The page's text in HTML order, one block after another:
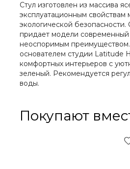
Cтул изготовлен из массива
эксплуатационным
экологической
придает модели современный
неоспоримым
основателем студии Latitude
комфортных интерьеров с
зеленый. Рекомендуется
воды.
Покупают